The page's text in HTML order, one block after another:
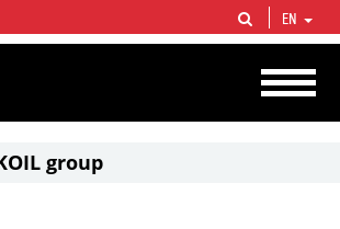
oil & gas vertical integrated companies in the world
crude production and circa 1% of proved hydrocarbon
EN
group